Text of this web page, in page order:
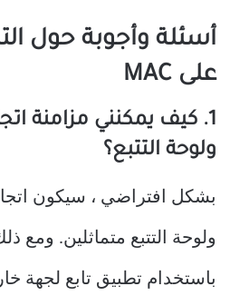
أسئلة وأجوبة حول
على MAC
1. كيف يمكنني مزامنة
ولوحة التتبع؟
بشكل افتراضي ، سيكون
ولوحة التتبع متماثلين. ومع
باستخدام تطبيق تابع لجهة